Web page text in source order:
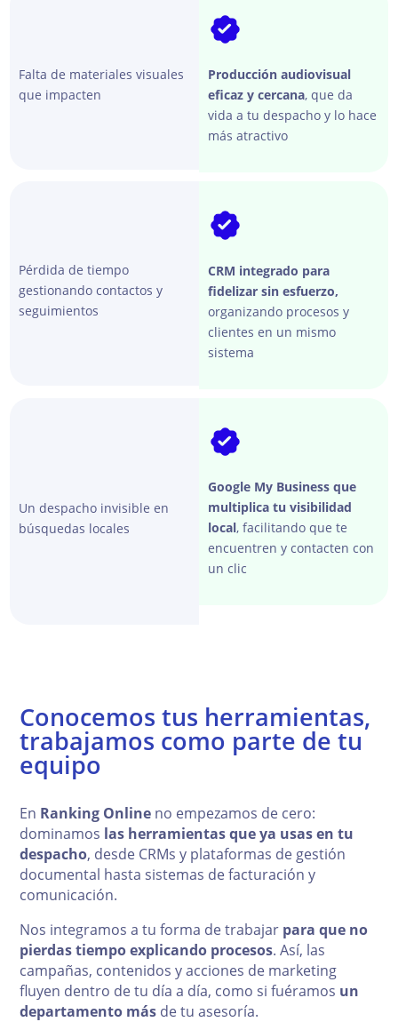
Falta de materiales visuales
que impacten
Producción audiovisual
eficaz y cercana, que da
vida a tu despacho y lo hace
más atractivo
Pérdida de tiempo
gestionando contactos y
seguimientos
CRM integrado para
fidelizar sin esfuerzo,
organizando procesos y
clientes en un mismo
sistema
Un despacho invisible en
búsquedas locales
Google My Business que
multiplica tu visibilidad
local, facilitando que te
encuentren y contacten con
un clic
Conocemos tus herramientas,
trabajamos como parte de tu
equipo
En Ranking Online no empezamos de cero:
dominamos las herramientas que ya usas en tu
despacho, desde CRMs y plataformas de gestión
documental hasta sistemas de facturación y
comunicación.
Nos integramos a tu forma de trabajar para que no
pierdas tiempo explicando procesos. Así, las
campañas, contenidos y acciones de marketing
fluyen dentro de tu día a día, como si fuéramos un
departamento más de tu asesoría.